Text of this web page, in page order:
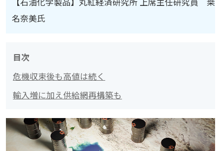
名奈美氏
目次
危機収束後も高値は続く
輸入増に加え供給網再構築も